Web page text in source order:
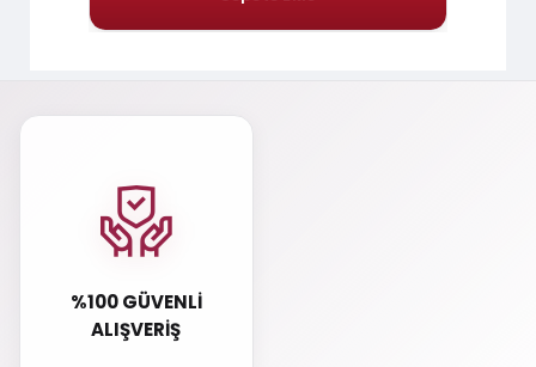
%100 GÜVENLI
ALIŞVERIŞ